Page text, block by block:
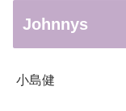
Johnnys
小島健